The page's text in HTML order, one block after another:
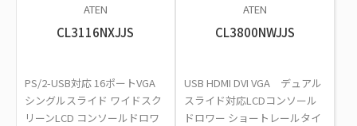
ATEN
CL3116NXJJS
PS/2-USB対応 16ポートVGA
シングルスライド ワイドスク
リーンLCD コンソールドロワ
ATEN
CL3800NWJJS
USB HDMI DVI VGA デュアル
スライド対応LCDコンソール
ドロワー ショートレールタイ